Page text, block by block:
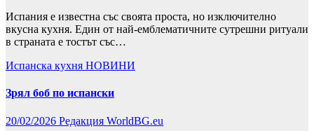
Испания е известна със своята проста, но изключително
вкусна кухня. Един от най-емблематичните сутрешни ритуали
в страната е тостът със…
Испанска кухня НОВИНИ
Зрял боб по испански
20/02/2026 Редакция WorldBG.eu